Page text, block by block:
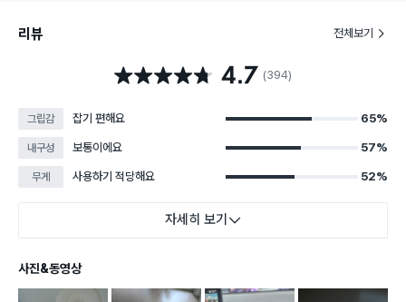
리뷰 전체보기
별점 4.7점 4.7 (394)
그립감 잡기 편해요 65%
내구성 보통이에요 57%
무게 사용하기 적당해요 52%
자세히 보기
사진&동영상